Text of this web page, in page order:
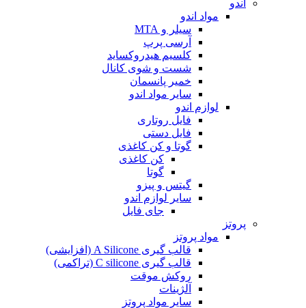
اندو
مواد اندو
سیلر و MTA
آرسی پرپ
کلسیم هیدروکساید
شست و شوی کانال
خمیر پانسمان
سایر مواد اندو
لوازم اندو
فایل روتاری
فایل دستی
گوتا و کن کاغذی
کن کاغذی
گوتا
گیتس و پیزو
سایر لوازم اندو
جای فایل
پروتز
مواد پروتز
قالب گیری A Silicone (افزایشی)
قالب گیری C silicone (تراکمی)
روکش موقت
آلژینات
سایر مواد پروتز